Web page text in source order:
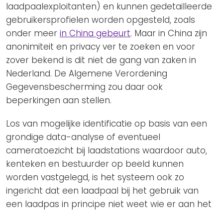
laadpaalexploitanten) en kunnen gedetailleerde
gebruikersprofielen worden opgesteld, zoals
onder meer in China gebeurt. Maar in China zijn
anonimiteit en privacy ver te zoeken en voor
zover bekend is dit niet de gang van zaken in
Nederland. De Algemene Verordening
Gegevensbescherming zou daar ook
beperkingen aan stellen.
Los van mogelijke identificatie op basis van een
grondige data-analyse of eventueel
cameratoezicht bij laadstations waardoor auto,
kenteken en bestuurder op beeld kunnen
worden vastgelegd, is het systeem ook zo
ingericht dat een laadpaal bij het gebruik van
een laadpas in principe niet weet wie er aan het